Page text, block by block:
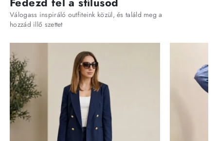
Válogass inspiráló outfiteink közül, és találd meg a
hozzád illő szettet